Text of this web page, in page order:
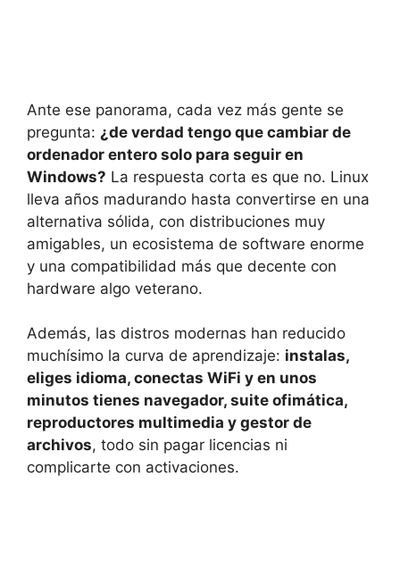
Ante ese panorama, cada vez más gente se
pregunta: ¿de verdad tengo que cambiar de
ordenador entero solo para seguir en
Windows? La respuesta corta es que no. Linux
lleva años madurando hasta convertirse en una
alternativa sólida, con distribuciones muy
amigables, un ecosistema de software enorme
y una compatibilidad más que decente con
hardware algo veterano.
Además, las distros modernas han reducido
muchísimo la curva de aprendizaje: instalas,
eliges idioma, conectas WiFi y en unos
minutos tienes navegador, suite ofimática,
reproductores multimedia y gestor de
archivos, todo sin pagar licencias ni
complicarte con activaciones.